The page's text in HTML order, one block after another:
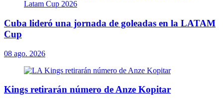
Cuba lideró una jornada de goleadas en la LATAM
Cup
08 ago. 2026
Kings retirarán número de Anze Kopitar